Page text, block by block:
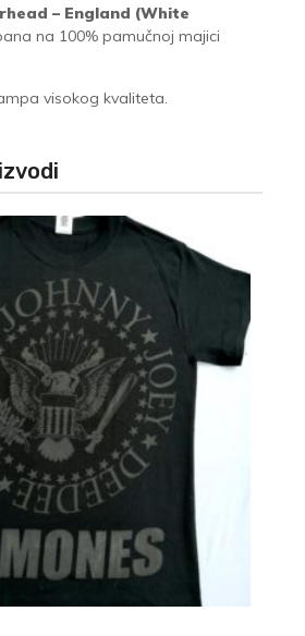
– England (White
na 100% pamučnoj majici
visokog kvaliteta.